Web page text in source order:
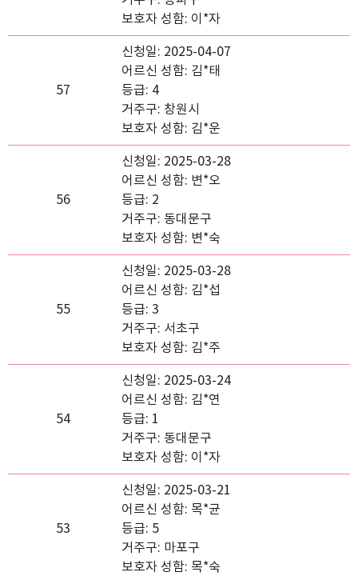
보호자 성함: 이*자
57
신청일: 2025-04-07
어르신 성함: 김*태
등급: 4
거주구: 창원시
보호자 성함: 김*운
56
신청일: 2025-03-28
어르신 성함: 변*오
등급: 2
거주구: 동대문구
보호자 성함: 변*숙
55
신청일: 2025-03-28
어르신 성함: 김*섭
등급: 3
거주구: 서초구
보호자 성함: 김*주
54
신청일: 2025-03-24
어르신 성함: 김*연
등급: 1
거주구: 동대문구
보호자 성함: 이*자
53
신청일: 2025-03-21
어르신 성함: 목*균
등급: 5
거주구: 마포구
보호자 성함: 목*숙